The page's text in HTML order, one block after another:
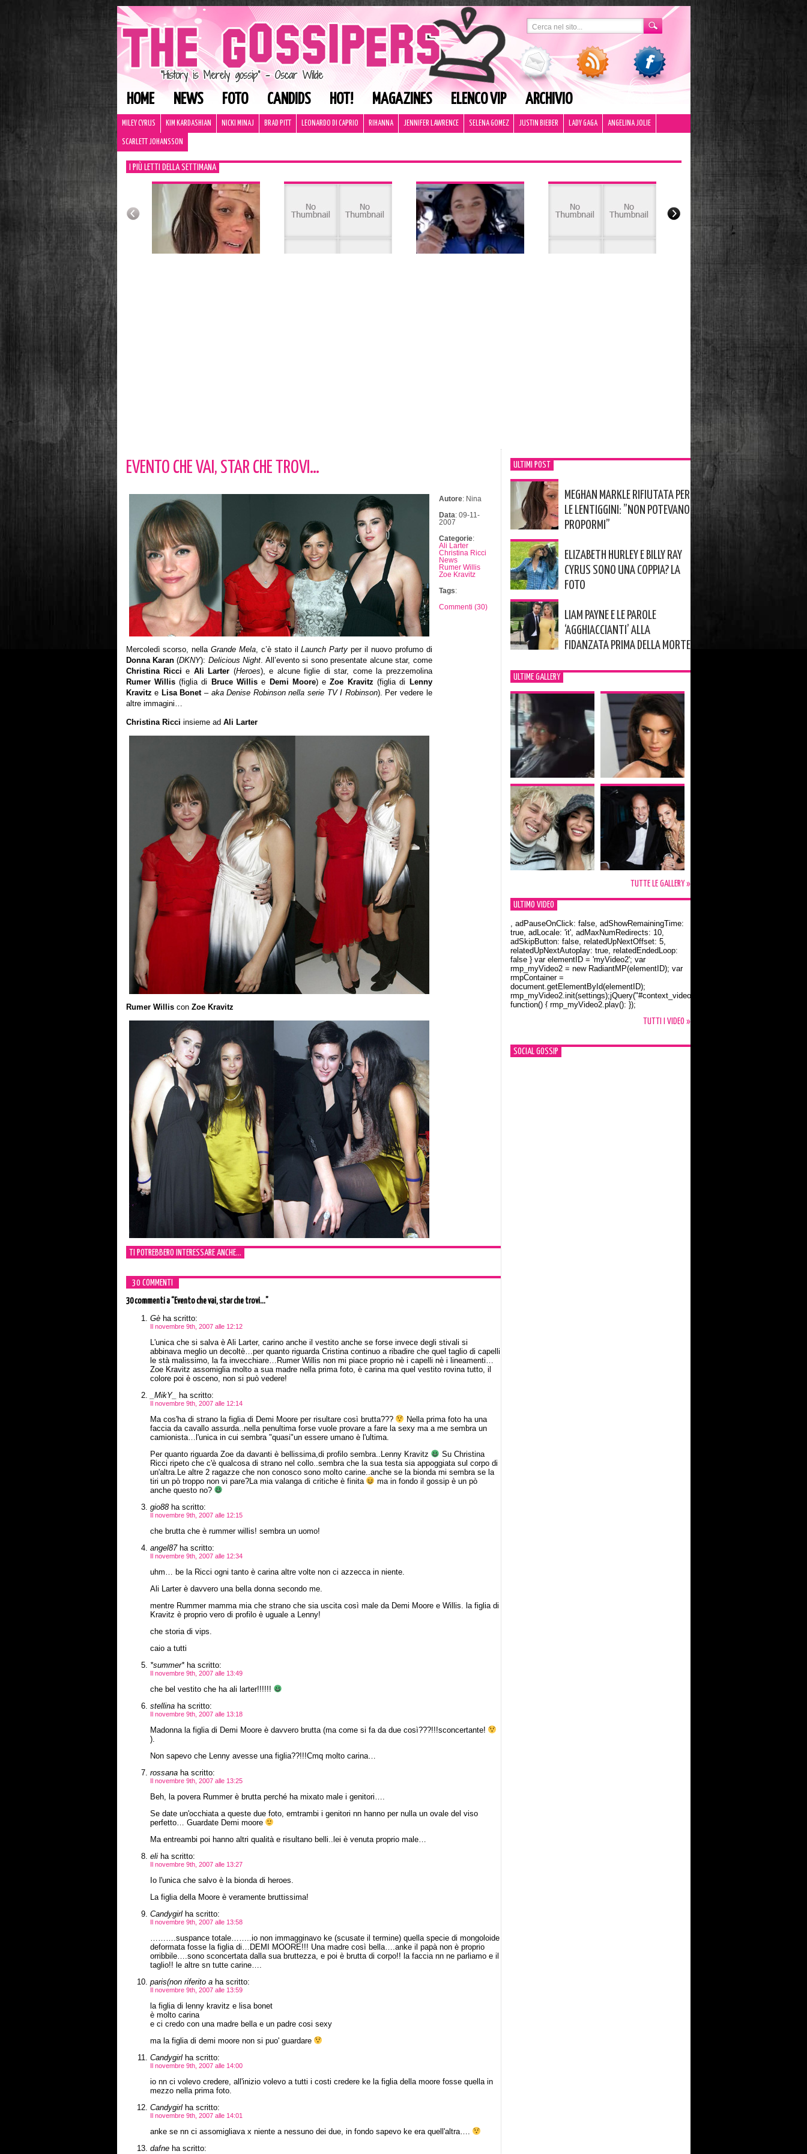
HOME NEWS FOTO CANDIDS HOT! MAGAZINES ELENCO VIP ARCHIVIO
MILEY CYRUS KIM KARDASHIAN NICKI MINAJ BRAD PITT LEONARDO DI CAPRIO RIHANNA JENNIFER LAWRENCE SELENA GOMEZ JUSTIN BIEBER LADY GAGA ANGELINA JOLIE
SCARLETT JOHANSSON
I PIÙ LETTI DELLA SETTIMANA
EVENTO CHE VAI, STAR CHE TROVI…
Mercoledì scorso, nellaGrande Mela, c’è stato ilLaunch Party per il nuovo profumo di
Donna Karan(DKNY): Delicious Night. All’evento si sono presentate alcune star, come
Christina Ricci e Ali Larter (Heroes), e alcune figlie di star, come la prezzemolina
Rumer Willis(figlia di Bruce Willise Demi Moore) eZoe Kravitz (figlia di
Lenny
Kravitz e Lisa Bonet– aka Denise Robinson nella serie TV I Robinson). Per vedere le
altre immagini…
Christina Ricci insieme ad Ali Larter
Rumer Williscon Zoe Kravitz
Autore: Nina
Data: 09-11-
2007
Categorie:
Ali Larter
Christina Ricci
News
Rumer Willis
Zoe Kravitz
Tags:
Commenti (30)
TI POTREBBERO INTERESSARE ANCHE...
30 COMMENTI
30 commentia “Evento che vai, star che trovi…”
Gèha scritto:
Il novembre 9th, 2007 alle 12:12
L'unica che si salva è Ali Larter, carino anche il vestito anche se forse invece degli stivali si
abbinava meglio un decoltè…per quanto riguarda Cristina continuo a ribadire che quel taglio di capelli
le stà malissimo, la fa invecchiare…Rumer Willis non mi piace proprio nè i capelli nè i lineamenti…
Zoe Kravitz assomiglia molto a sua madre nella prima foto, è carina ma quel vestito rovina tutto, il
colore poi è osceno, non si può vedere!
_MikY_
ha scritto:
Il novembre 9th, 2007 alle 12:14
Ma cos'ha di strano la figlia di Demi Moore per risultare così brutta???
Nella prima foto ha una
faccia da cavallo assurda..nella penultima forse vuole provare a fare la sexy ma a me sembra un
camionista…l'unica in cui sembra "quasi"un essere umano è l'ultima.
Per quanto riguarda Zoe da davanti è bellissima,di profilo sembra..Lenny Kravitz
Su Christina
Ricci ripeto che c'è qualcosa di strano nel collo..sembra che la sua testa sia appoggiata sul corpo di
un'altra.Le altre 2 ragazze che non conosco sono molto carine..anche se la bionda mi sembra se la
tiri un pò troppo non vi pare?La mia valanga di critiche è finita
ma in fondo il gossip è un pò
anche questo no?
gio88ha scritto:
Il novembre 9th, 2007 alle 12:15
che brutta che è rummer willis! sembra un uomo!
angel87ha scritto:
Il novembre 9th, 2007 alle 12:34
uhm… be la Ricci ogni tanto è carina altre volte non ci azzecca in niente.
Ali Larter è davvero una bella donna secondo me.
mentre Rummer mamma mia che strano che sia uscita così male da Demi Moore e Willis. la figlia di
Kravitz è proprio vero di profilo è uguale a Lenny!
che storia di vips.
caio a tutti
*summer*ha scritto:
Il novembre 9th, 2007 alle 13:49
che bel vestito che ha ali larter!!!!!!
stellinaha scritto:
Il novembre 9th, 2007 alle 13:18
Madonna la figlia di Demi Moore è davvero brutta (ma come si fa da due così???!!!sconcertante!
).
Non sapevo che Lenny avesse una figlia??!!!Cmq molto carina…
rossanaha scritto:
Il novembre 9th, 2007 alle 13:25
Beh, la povera Rummer è brutta perché ha mixato male i genitori….
Se date un'occhiata a queste due foto, emtrambi i genitori nn hanno per nulla un ovale del viso
perfetto… Guardate Demi moore
Ma entreambi poi hanno altri qualità e risultano belli..lei è venuta proprio male…
eliha scritto:
Il novembre 9th, 2007 alle 13:27
Io l'unica che salvo è la bionda di heroes.
La figlia della Moore è veramente bruttissima!
Candygirlha scritto:
Il novembre 9th, 2007 alle 13:58
……….suspance totale……..io non immagginavo ke (scusate il termine) quella specie di mongoloide
deformata fosse la figlia di…DEMI MOORE!!! Una madre così bella….anke il papà non è proprio
orribbile….sono sconcertata dalla sua bruttezza, e poi è brutta di corpo!! la faccia nn ne parliamo e il
taglio!! le altre sn tutte carine….
paris(non riferito aha scritto:
Il novembre 9th, 2007 alle 13:59
la figlia di lenny kravitz e lisa bonet
è molto carina
e ci credo con una madre bella e un padre cosi sexy
ma la figlia di demi moore non si puo' guardare
Candygirlha scritto:
Il novembre 9th, 2007 alle 14:00
io nn ci volevo credere, all'inizio volevo a tutti i costi credere ke la figlia della moore fosse quella in
mezzo nella prima foto.
Candygirlha scritto:
Il novembre 9th, 2007 alle 14:01
anke se nn ci assomigliava x niente a nessuno dei due, in fondo sapevo ke era quell'altra….
dafneha scritto:
ULTIMI POST
MEGHAN MARKLE RIFIUTATA PER
LE LENTIGGINI: ”NON POTEVANO
PROPORMI”
ELIZABETH HURLEY E BILLY RAY
CYRUS SONO UNA COPPIA? LA
FOTO
LIAM PAYNE E LE PAROLE
‘AGGHIACCIANTI’ ALLA
FIDANZATA PRIMA DELLA MORTE
ULTIME GALLERY
TUTTE LE GALLERY »
ULTIMO VIDEO
Orlando Bloom e la t-shirt dedicata a Flynn
, adPauseOnClick: false, adShowRemainingTime:
true, adLocale: 'it', adMaxNumRedirects: 10,
adSkipButton: false, relatedUpNextOffset: 5,
relatedUpNextAutoplay: true, relatedEndedLoop:
false } var elementID = 'myVideo2'; var
rmp_myVideo2 = new RadiantMP(elementID); var
rmpContainer =
document.getElementById(elementID);
rmp_myVideo2.init(settings);jQuery("#context_video2").one("mouseover",
function() { rmp_myVideo2.play(); });
TUTTI I VIDEO »
SOCIAL GOSSIP